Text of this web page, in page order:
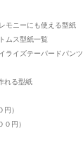
モニーにも使える型紙
ムス型紙一覧
ライズテーパードパンツ
れる型紙
）
円）